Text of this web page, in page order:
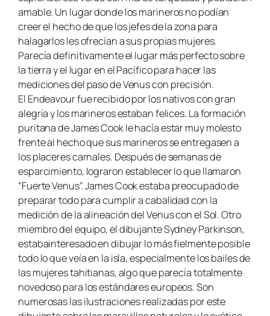
amable. Un lugar donde los marineros no podían
creer el hecho de que los jefes de la zona para
halagarlos les ofrecían a sus propias mujeres.
Parecía definitivamente el lugar más perfecto sobre
la tierra y el lugar en el Pacífico para hacer las
mediciones del paso de Venus con precisión.
El Endeavourfue recibido por los nativos con gran
alegría y los marineros estaban felices. La formación
puritana de James Cook le hacía estar muy molesto
frente al hecho que sus marineros se entregasen a
los placeres carnales. Después de semanas de
esparcimiento, lograron establecer lo que llamaron
“Fuerte Venus”. James Cook estaba preocupado de
preparar todo para cumplir a cabalidad con la
medición de la alineación del Venus con el Sol. Otro
miembro del equipo, el dibujante Sydney Parkinson,
estabainteresado en dibujar lo más fielmente posible
todo lo que veía en la isla, especialmente los bailes de
las mujeres tahitianas, algo que parecía totalmente
novedoso para los estándares europeos. Son
numerosas las ilustraciones realizadas por este